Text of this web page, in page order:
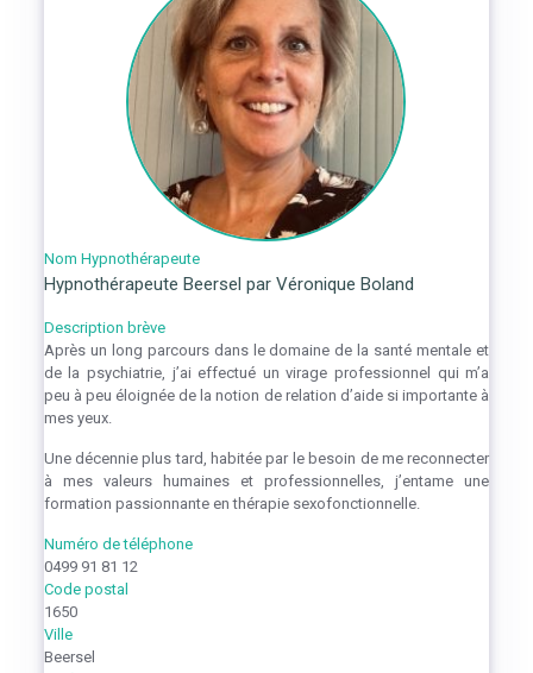
Nom Hypnothérapeute
Hypnothérapeute Beersel par Véronique Boland
Description brève
Après un long parcours dans le domaine de la santé mentale et
de la psychiatrie, j’ai effectué un virage professionnel qui m’a
peu à peu éloignée de la notion de relation d’aide si importante à
mes yeux.
Une décennie plus tard, habitée par le besoin de me reconnecter
à mes valeurs humaines et professionnelles, j’entame une
formation passionnante en thérapie sexofonctionnelle.
Numéro de téléphone
0499 91 81 12
Code postal
1650
Ville
Beersel